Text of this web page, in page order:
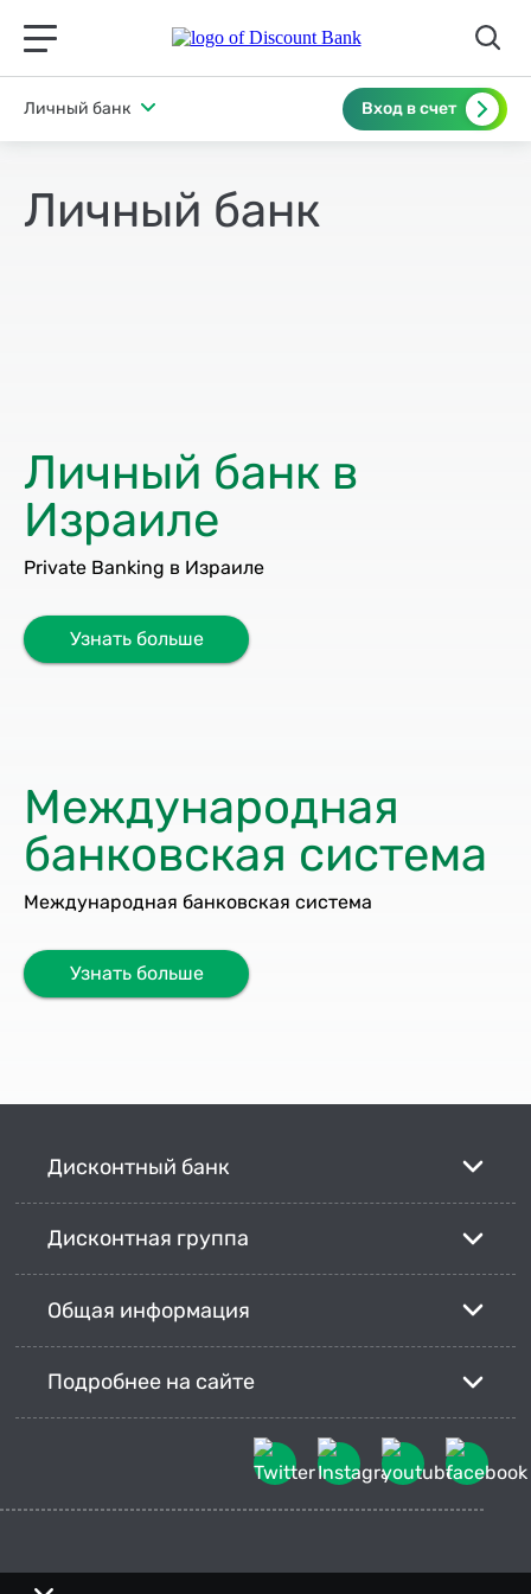
תפריט ראשי לנייד
Личный банк Вход в счет
Личный банк
Личный банк в
Израиле
Private Banking в Израиле
Узнать больше
Международная
банковская система
Международная банковская система
Узнать больше
Дисконтный банк
Дисконтная группа
Общая информация
Подробнее на сайте